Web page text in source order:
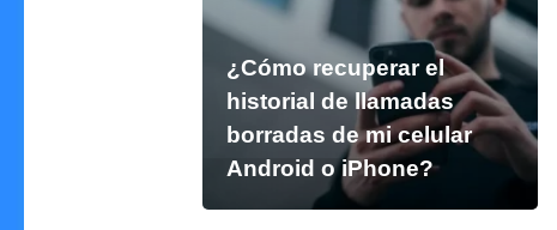
¿Cómo recuperar el
historial de llamadas
borradas de mi celular
Android o iPhone?